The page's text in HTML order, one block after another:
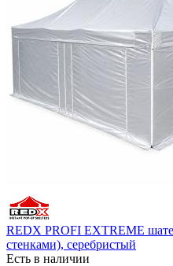
REDX PROFI EXTREME
стенками), серебристый
Есть в наличии